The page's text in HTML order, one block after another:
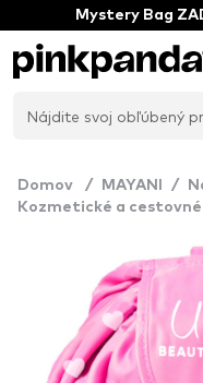
Mystery Bag
Domov / MAYANI /
Kozmetické a